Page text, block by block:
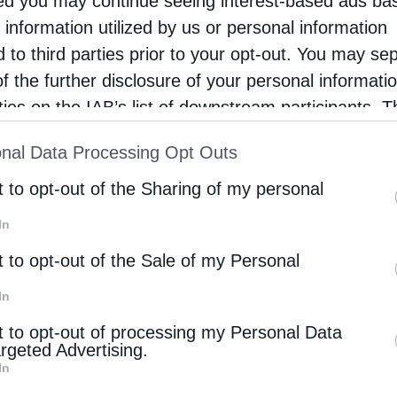
information utilized by us or personal information
to third parties prior to your opt-out. You may
the further disclosure of your personal
on the IAB’s list of downstream participants.
of Downstream Participantsthat may further
parties.
Data Processing Opt Outs
to opt-out of the Sharing of my personal
to opt-out of the Sale of my Personal
to opt-out of processing my Personal Data
Advertising.
στα πλαίσια της Ανατολικής
της Νέας Ρώμης, της Ρωμανίας/
(4ος-15ος αιών) …
σώζουν τα Kόμματα αλλά η πίστη μας στο Θεό και
σύμμαχοί μας –οἱ Ἰταλοί, οἱ Ἄγγλοι, οἱ
τοὺς χάσαμε τὴν Πόλη ἀλλὰ καὶ τὴ Μ. Ἀσία.
τους εἴχαμε τουρκοκρατία γιὰ …